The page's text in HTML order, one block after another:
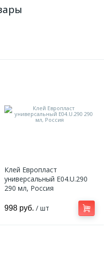
Клей Европласт
универсальный E04.U.290
290 мл, Россия
998 руб. / шт